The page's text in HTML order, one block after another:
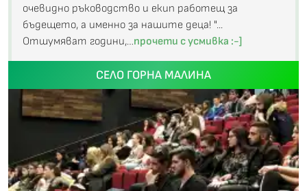
очевидно ръководство и екип работещ за
бъдещето, а именно за нашите деца! "...
Отшумяват години,…прочети с усмивка :-]
СЕЛО ГОРНА МАЛИНА